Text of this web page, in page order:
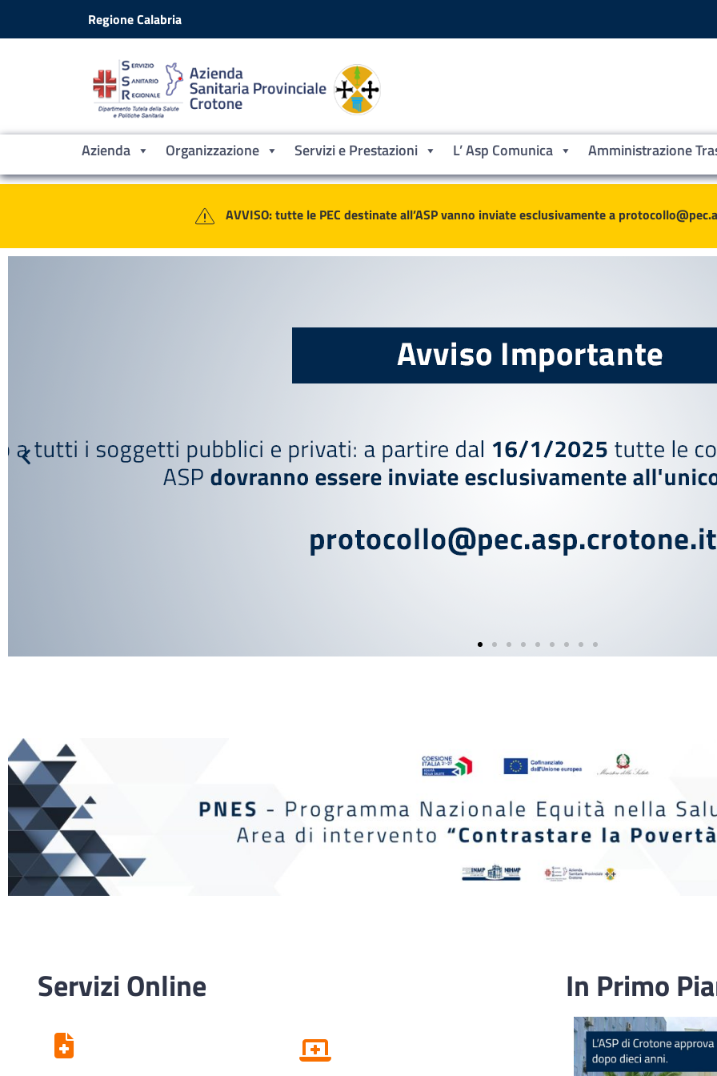
Vai ai contenutiRegione Calabria
Azienda Organizzazione Servizi e Prestazioni L’ Asp Comunica Amministrazione
Azienda Sanitaria Provinciale Crotone
Contenuti in evidenzaAVVISO: tutte le PEC destinate all’ASP vanno inviate esclusivamente a
Servizi Online In Primo